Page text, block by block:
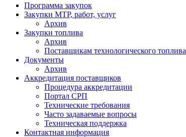
Программа закупок
Закупки МТР, работ, услуг
Архив
Закупки топлива
Архив
Поставщикам технологического топлива
Документы
Архив
Аккредитация поставщиков
Процедура аккредитации
Портал СРП
Технические требования
Часто задаваемые вопросы
Техническая поддержка
Контактная информация